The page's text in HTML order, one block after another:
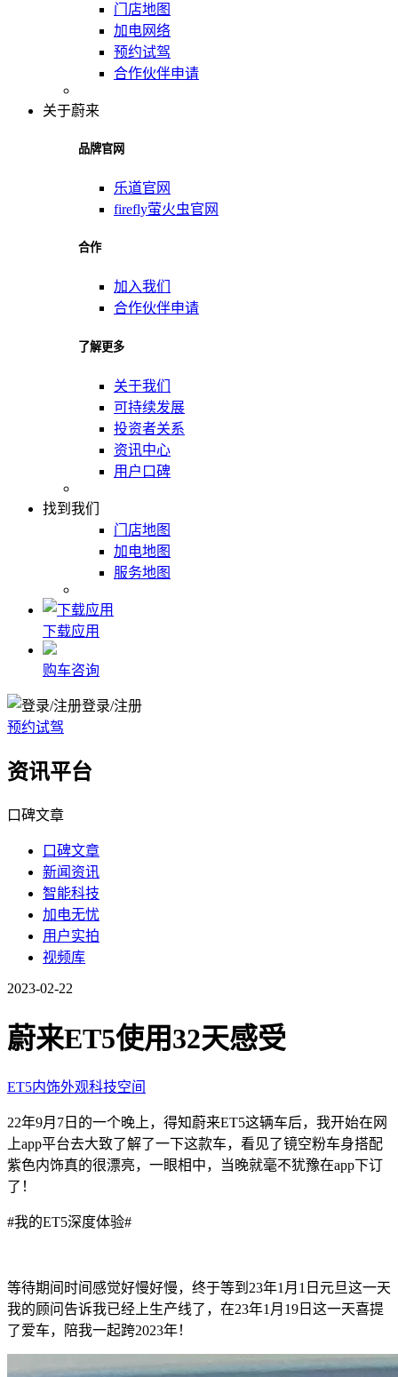
门店地图
加电网络
预约试驾
合作伙伴申请
关于蔚来
品牌官网
乐道官网
firefly萤火虫官网
合作
加入我们
合作伙伴申请
了解更多
关于我们
可持续发展
投资者关系
资讯中心
用户口碑
找到我们
门店地图
加电地图
服务地图
下载应用
购车咨询
登录/注册
预约试驾
资讯平台
口碑文章
口碑文章
新闻资讯
智能科技
加电无忧
用户实拍
视频库
2023-02-22
蔚来ET5使用32天感受
ET5内饰外观科技空间
22年9月7日的一个晚上，得知蔚来ET5这辆车后，我开始在网
上app平台去大致了解了一下这款车，看见了镜空粉车身搭配
紫色内饰真的很漂亮，一眼相中，当晚就毫不犹豫在app下订
了！
#我的ET5深度体验#
等待期间时间感觉好慢好慢，终于等到23年1月1日元旦这一天
我的顾问告诉我已经上生产线了，在23年1月19日这一天喜提
了爱车，陪我一起跨2023年！